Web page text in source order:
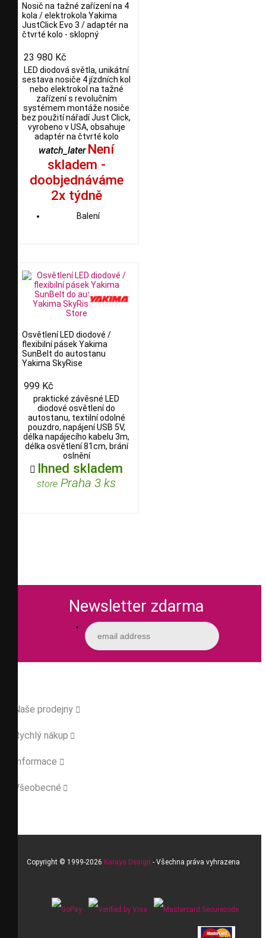
Nosič na tažné zařízení na 4
kola / elektrokola Yakima
JustClick Evo 3 / adaptér na
čtvrté kolo - sklopný
23 980 Kč
LED diodová světla, unikátní
sestava nosiče 4 jízdních kol
nebo elektrokol na tažné
zařízení s revolučním
systémem montáže nosiče
bez použití nářadí Just Click,
vyrobeno v USA, obsahuje
adaptér na čtvrté kolo
watch_later Není
skladem -
doobjednáváme
2x týdně
Balení
Osvětlení LED diodové /
flexibilní pásek Yakima
SunBelt do autostanu
Yakima SkyRise
999 Kč
praktické závěsné LED
diodové osvětlení do
autostanu, textilní odolné
pouzdro, napájení USB 5V,
délka napájecího kabelu 3m,
délka osvětlení 81cm, brání
oslnění
 Ihned skladem
store Praha 3 ks
Newsletter zdarma
Naše prodejny 
Rychlý nákup 
Informace 
Všeobecné 
Copyright © 1999-2026 Karaya Design - Všechna práva vyhrazena